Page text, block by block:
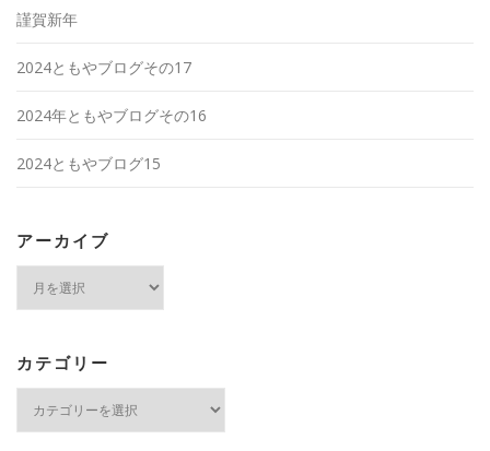
謹賀新年
2024ともやブログその17
2024年ともやブログその16
2024ともやブログ15
アーカイブ
ブ
カテゴリー